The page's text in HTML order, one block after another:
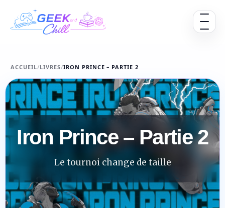
Ouvrir
ACCUEIL/LIVRES/IRON PRINCE – PARTIE 2
Iron Prince – Partie 2
Le tournoi change de taille